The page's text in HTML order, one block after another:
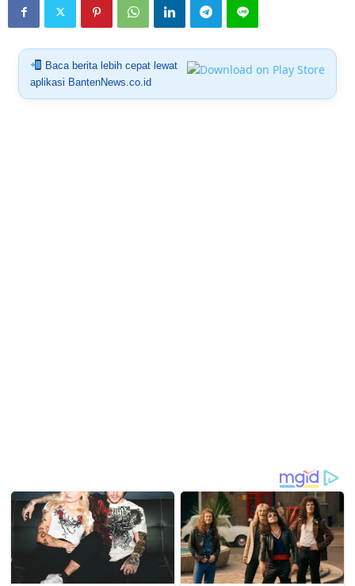
Baca berita lebih cepat lewat
aplikasi BantenNews.co.id